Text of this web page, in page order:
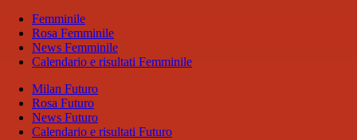
Femminile
Rosa Femminile
News Femminile
Calendario e risultati Femminile
Milan Futuro
Rosa Futuro
News Futuro
Calendario e risultati Futuro